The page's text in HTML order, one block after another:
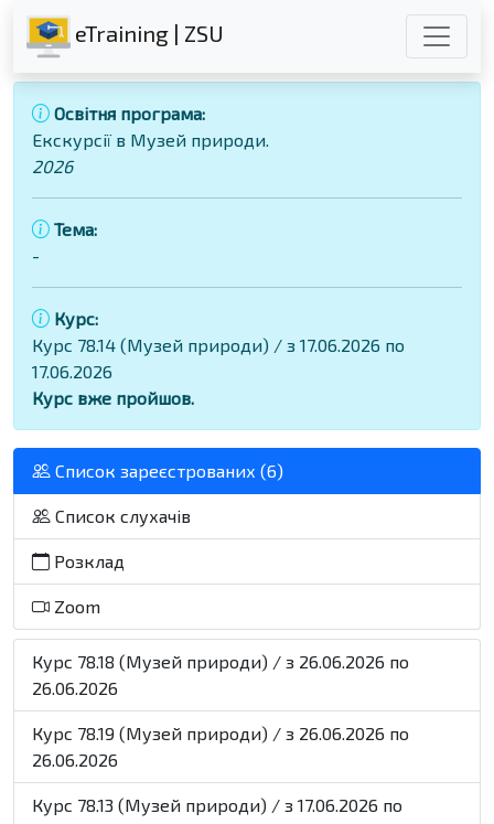
eTraining | ZSU
Освітня програма:
Екскурсії в Музей природи.
2026
Тема:
-
Курс:
Курс 78.14 (Музей природи) / з 17.06.2026 по
17.06.2026
Курс вже пройшов.
Список зареєстрованих (6)
Список слухачів
Розклад
Zoom
Курс 78.18 (Музей природи) / з 26.06.2026 по
26.06.2026
Курс 78.19 (Музей природи) / з 26.06.2026 по
26.06.2026
Курс 78.13 (Музей природи) / з 17.06.2026 по